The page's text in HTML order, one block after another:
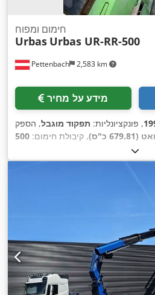
Pettenbach 2,583 km
חימום ומפוח
Urbas Urbas UR-RR-500
מידע על מחיר
, פונקציונליות: תפקוד מוגבל, הספק
, קיבולת חימום: 500
, לחץ עבודה:
זמינה,